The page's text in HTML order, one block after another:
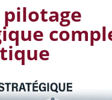
pilotage